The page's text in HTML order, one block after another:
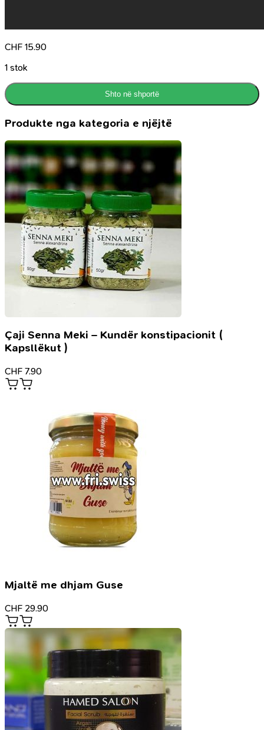
CHF 15.90
1 stok
Shto në shportë
Produkte nga kategoria e njëjtë
Çaji Senna Meki – Kundër konstipacionit (
Kapsllëkut )
CHF 7.90
Mjaltë me dhjam Guse
CHF 29.90